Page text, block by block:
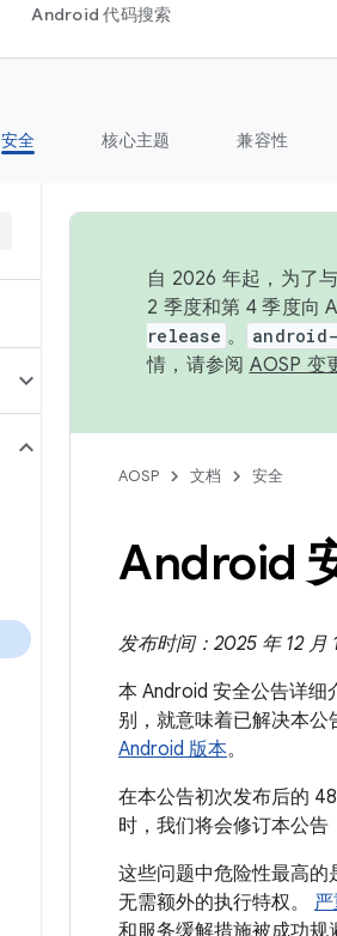
Android 代码搜索
安全 核心主题 兼容性
自 2026 年起，为了
2 季度和第 4 季度向
release 。
情，请参阅 AOSP 变
AOSP 文档 安全
Android
发布时间：2025 年 12 月
本 Android 安全公告详
别，就意味着已解决本公
Android 版本。
在本公告初次发布后的
时，我们将会修订本公告
这些问题中危险性最高的
无需额外的执行特权。
和服务缓解措施被成功规